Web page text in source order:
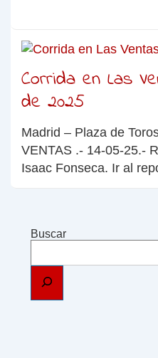
Corrida en Las
de 2025
Madrid – Plaza de
VENTAS .- 14-05-25.-
Isaac Fonseca. Ir al
Buscar